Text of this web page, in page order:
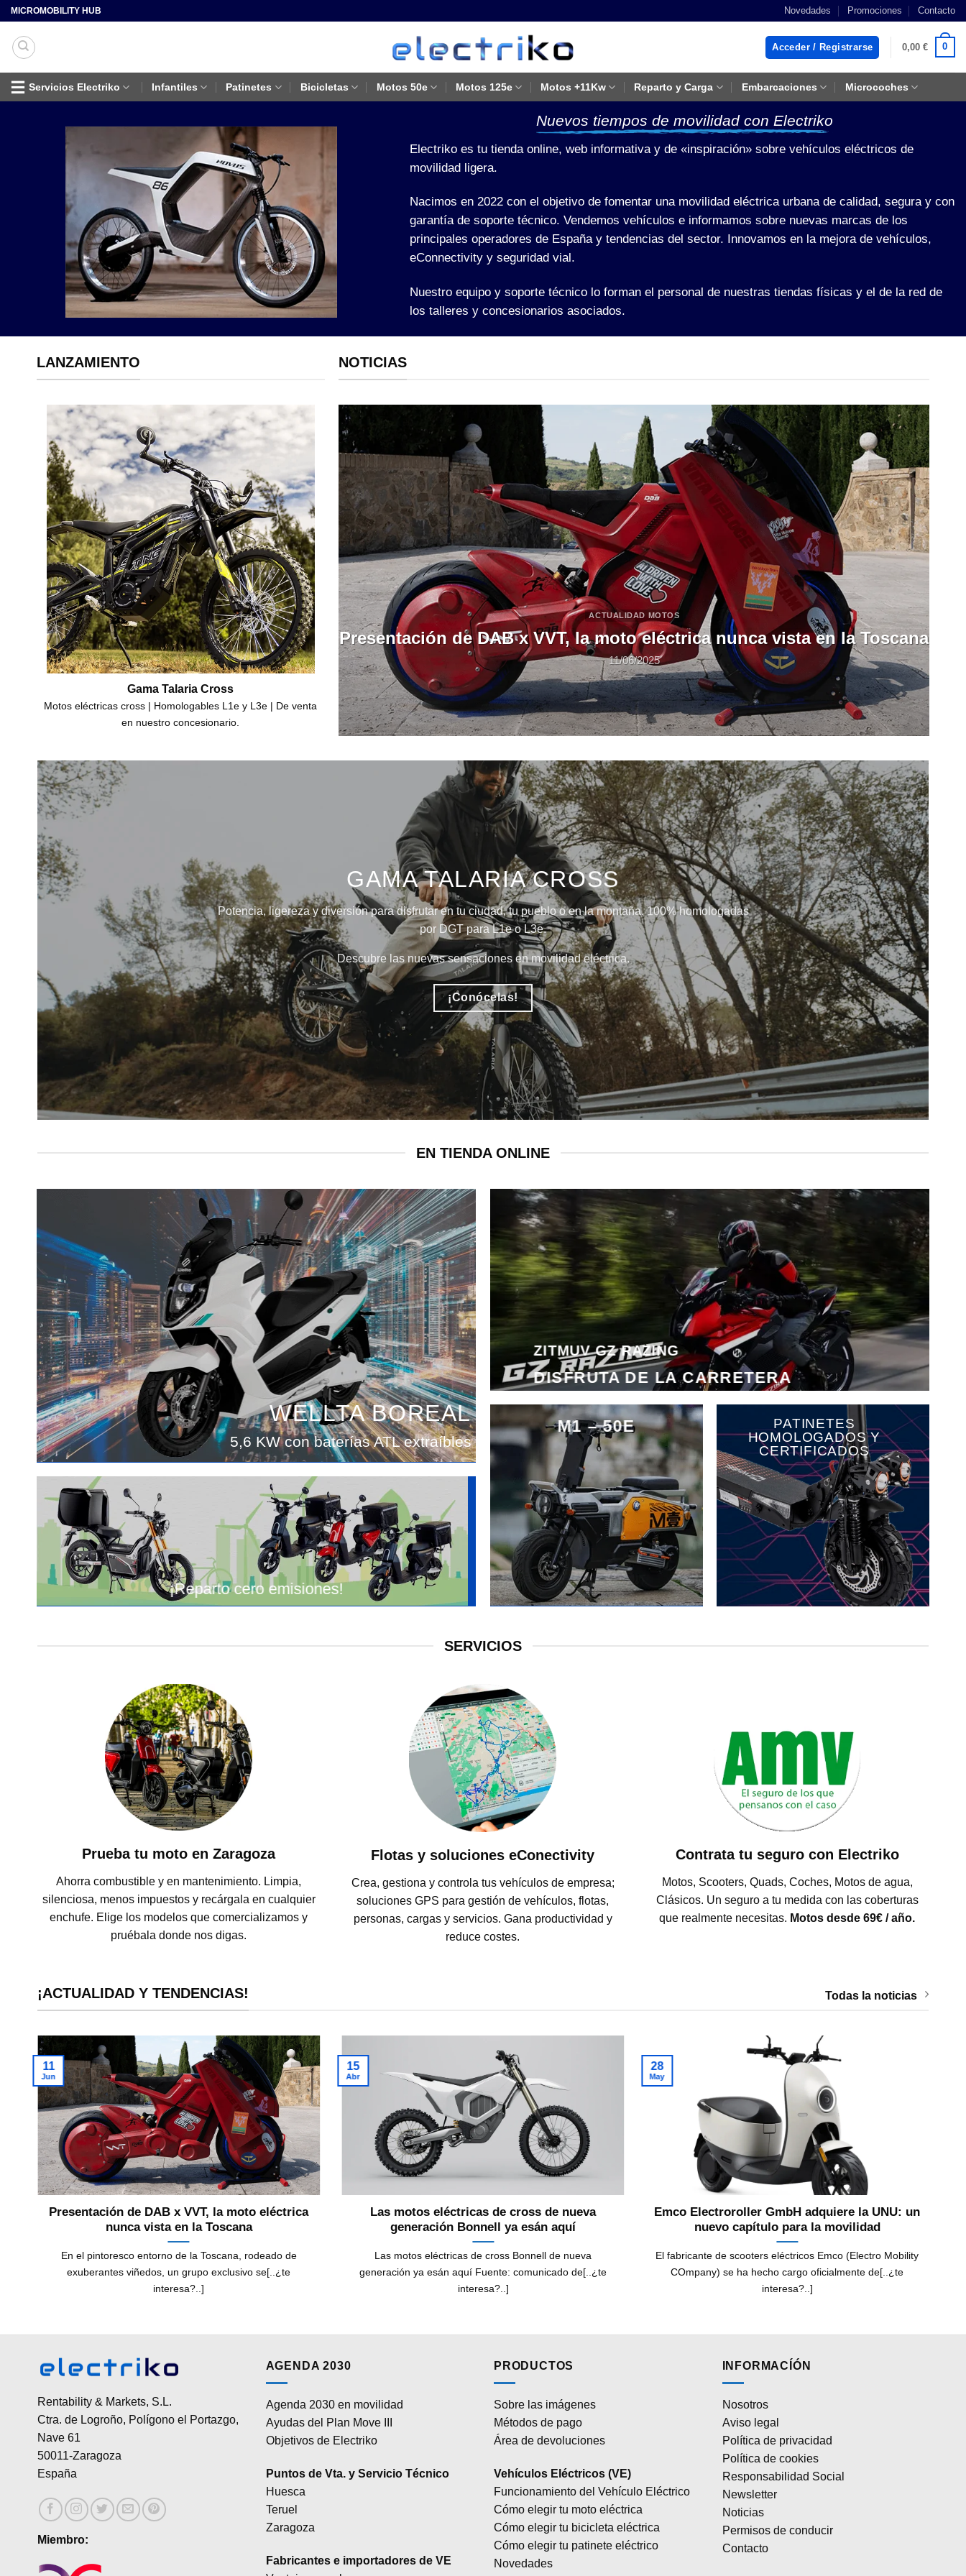
Saltar
contenido
MICROMOBILITY HUB Novedades Promociones Contacto
Acceder / Registrarse 0,00 € 0
Servicios Electriko Infantiles Patinetes Bicicletas Motos 50e Motos 125e Motos +11Kw Reparto y Carga Embarcaciones Microcoches
Nuevos tiempos de movilidad con Electriko
Electriko es tu tienda online, web informativa y de «inspiración» sobre vehículos eléctricos de
movilidad ligera.
Nacimos en 2022 con el objetivo de fomentar una movilidad eléctrica urbana de calidad, segura y con
garantía de soporte técnico. Vendemos vehículos e informamos sobre nuevas marcas de los
principales operadores de España y tendencias del sector. Innovamos en la mejora de vehículos,
eConnectivity y seguridad vial.
Nuestro equipo y soporte técnico lo forman el personal de nuestras tiendas físicas y el de la red de
los talleres y concesionarios asociados.
LANZAMIENTO
Gama Talaria Cross
Motos eléctricas cross | Homologables L1e y L3e | De venta
en nuestro concesionario.
NOTICIAS
ACTUALIDAD MOTOS
Presentación de DAB x VVT, la moto eléctrica nunca vista en la Toscana
11/06/2025
GAMA TALARIA CROSS
Potencia, ligereza y diversión para disfrutar en tu ciudad, tu pueblo o en la montaña. 100% homologadas
por DGT para L1e o L3e.
Descubre las nuevas sensaciones en movilidad eléctrica.
¡Conócelas!
EN TIENDA ONLINE
WELLTA BOREAL
5,6 KW con baterías ATL extraíbles
ZITMUV GZ RAZING
DISFRUTA DE LA CARRETERA
M1 – 50E
PATINETES
HOMOLOGADOS Y
CERTIFICADOS
¡Reparto cero emisiones!
SERVICIOS
Prueba tu moto en Zaragoza
Ahorra combustible y en mantenimiento. Limpia,
silenciosa, menos impuestos y recárgala en cualquier
enchufe. Elige los modelos que comercializamos y
pruébala donde nos digas.
Flotas y soluciones eConectivity
Crea, gestiona y controla tus vehículos de empresa;
soluciones GPS para gestión de vehículos, flotas,
personas, cargas y servicios. Gana productividad y
reduce costes.
Contrata tu seguro con Electriko
Motos, Scooters, Quads, Coches, Motos de agua,
Clásicos. Un seguro a tu medida con las coberturas
que realmente necesitas. Motos desde 69€ / año.
¡ACTUALIDAD Y TENDENCIAS! Todas la noticias
Presentación de DAB x VVT, la moto eléctrica
nunca vista en la Toscana
En el pintoresco entorno de la Toscana, rodeado de
exuberantes viñedos, un grupo exclusivo se[..¿te
interesa?..]
11
Jun
Las motos eléctricas de cross de nueva
generación Bonnell ya esán aquí
Las motos eléctricas de cross Bonnell de nueva
generación ya esán aquí Fuente: comunicado de[..¿te
interesa?..]
15
Abr
Emco Electroroller GmbH adquiere la UNU: un
nuevo capítulo para la movilidad
El fabricante de scooters eléctricos Emco (Electro Mobility
COmpany) se ha hecho cargo oficialmente de[..¿te
interesa?..]
28
May
Rentability & Markets, S.L.
Ctra. de Logroño, Polígono el Portazgo,
Nave 61
50011-Zaragoza
España
Miembro:
AGENDA 2030
Agenda 2030 en movilidad
Ayudas del Plan Move III
Objetivos de Electriko
Puntos de Vta. y Servicio Técnico
Huesca
Teruel
Zaragoza
Fabricantes e importadores de VE
PRODUCTOS
Sobre las imágenes
Métodos de pago
Área de devoluciones
Vehículos Eléctricos (VE)
Funcionamiento del Vehículo Eléctrico
Cómo elegir tu moto eléctrica
Cómo elegir tu bicicleta eléctrica
Cómo elegir tu patinete eléctrico
Novedades
INFORMACÍÓN
Nosotros
Aviso legal
Política de privacidad
Política de cookies
Responsabilidad Social
Newsletter
Noticias
Permisos de conducir
Contacto